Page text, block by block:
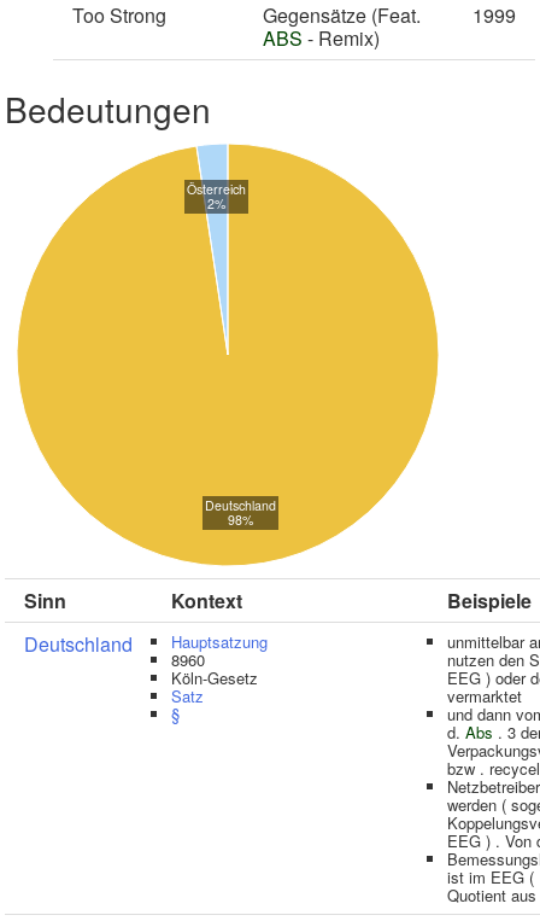
Too Strong
Gegensätze (Feat.
ABS - Remix)
1999
Bedeutungen
Deutschland
98%
Österreich
2%
Sinn Kontext
Beispiele
Deutschland
Hauptsatzung
8960
Köln-Gesetz
Satz
§
unmittelbar
nutzen den
EEG ) oder
vermarktet
und dann
d. Abs . 3
bzw .
werden (
EEG ) . Von
ist im EEG
Quotient